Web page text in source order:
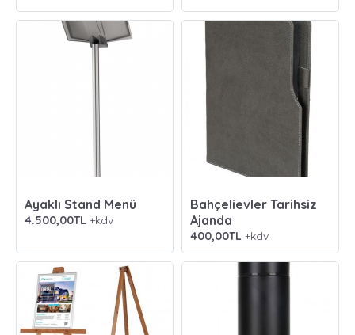
Ayaklı Stand Menü
4.500,00TL +kdv
Bahçelievler Tarihsiz
Ajanda
400,00TL +kdv